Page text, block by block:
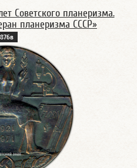
Советского планеризма.
планеризма СССР»